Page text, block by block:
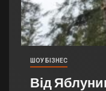
ШОУ БІЗНЕС
Від